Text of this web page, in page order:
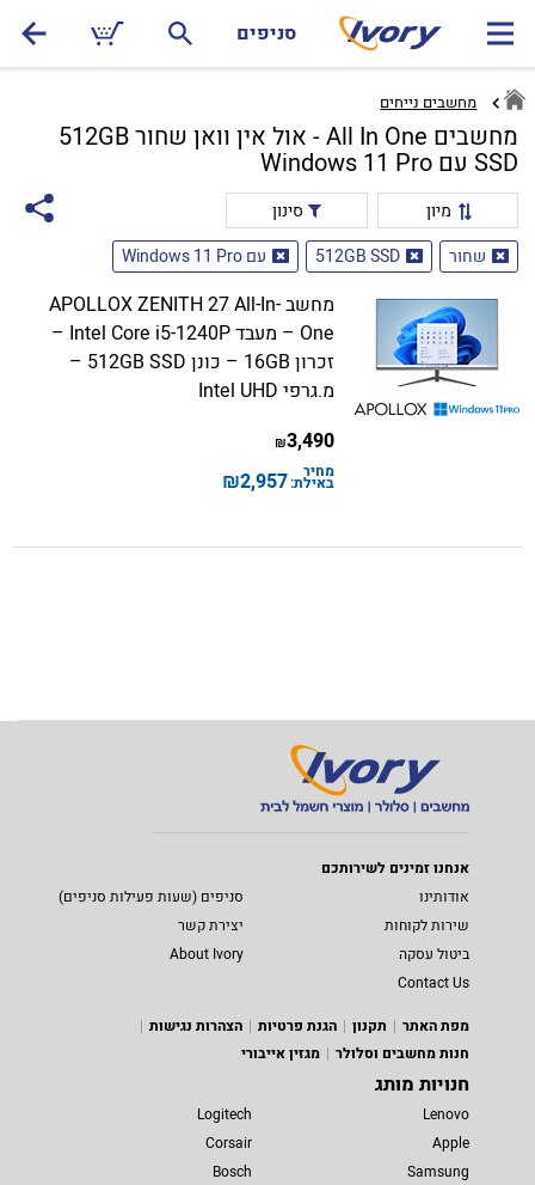
סניפים
מחשבים נייחים
מחשבים All In One - אול אין וואן שחור 512GB
SSD עם Windows 11 Pro
מיון
סינון
שחור
512GB SSD עם Windows 11 Pro
מחשב APOLLOX ZENITH 27 All-In-
One – מעבד Intel Core i5-1240P –
זכרון 16GB – כונן 512GB SSD –
מ.גרפי Intel UHD
3,490
₪
מחיר
באילת:2,957
₪
אנחנו זמינים לשירותכם
אודותינו
סניפים (שעות פעילות סניפים)
שירות לקוחות
יצירת קשר
ביטול עסקה
About Ivory
Contact Us
מפת האתר
תקנון הגנת פרטיות
הצהרות נגישות
חנות מחשבים וסלולר
מגזין אייבורי
חנויות מותג
Lenovo
Apple
Samsung
Logitech
Corsair
Bosch